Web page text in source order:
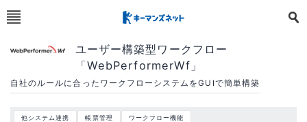
ユーザー構築型ワークフロー
「WebPerformerWf」
自社のルールに合ったワークフローシステムをGUIで簡単構築
他システム連携 帳票管理 ワークフロー機能